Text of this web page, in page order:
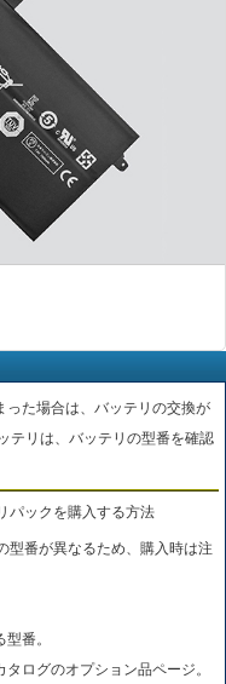
った場合は、バッテリの交換が
テリは、バッテリの型番を確認
パックを購入する方法
型番が異なるため、購入時は注
番。
ログのオプション品ページ。